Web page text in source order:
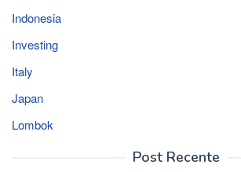
Indonesia
Investing
Italy
Japan
Lombok
Post Recente